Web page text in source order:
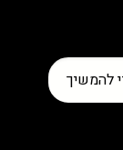
להמשיך